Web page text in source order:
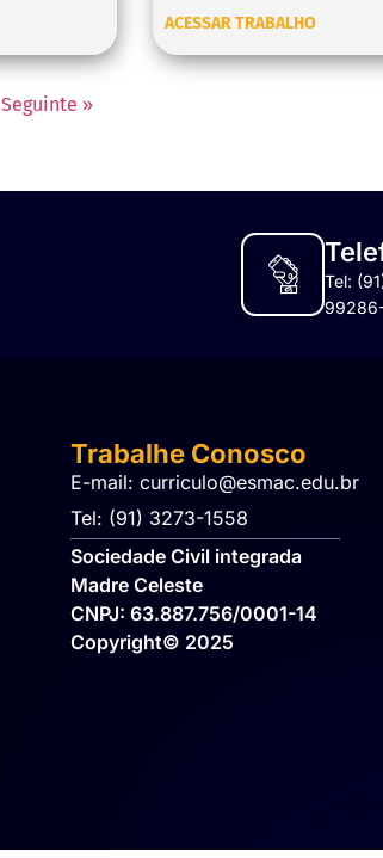
ACESSAR TRABALHO
Seguinte »
Tel:
Trabalhe Conosco
E-mail: curriculo@esmac.edu.br
Tel: (91) 3273-1558​
Sociedade Civil integrada
Madre Celeste
CNPJ: 63.887.756/0001-14
Copyright© 2025